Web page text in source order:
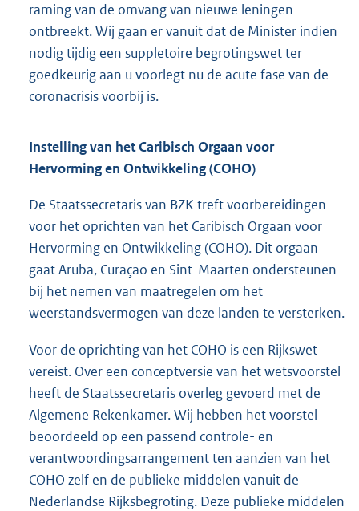
raming van de omvang van nieuwe leningen
ontbreekt. Wij gaan er vanuit dat de Minister indien
nodig tijdig een suppletoire begrotingswet ter
goedkeurig aan u voorlegt nu de acute fase van de
coronacrisis voorbij is.
Instelling van het Caribisch Orgaan voor
Hervorming en Ontwikkeling (COHO)
De Staatssecretaris van BZK treft voorbereidingen
voor het oprichten van het Caribisch Orgaan voor
Hervorming en Ontwikkeling (COHO). Dit orgaan
gaat Aruba, Curaçao en Sint-Maarten ondersteunen
bij het nemen van maatregelen om het
weerstandsvermogen van deze landen te versterken.
Voor de oprichting van het COHO is een Rijkswet
vereist. Over een conceptversie van het wetsvoorstel
heeft de Staatssecretaris overleg gevoerd met de
Algemene Rekenkamer. Wij hebben het voorstel
beoordeeld op een passend controle- en
verantwoordingsarrangement ten aanzien van het
COHO zelf en de publieke middelen vanuit de
Nederlandse Rijksbegroting. Deze publieke middelen